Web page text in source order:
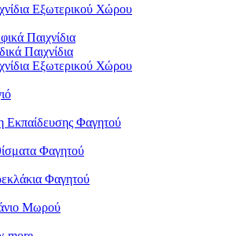
Εξωτερικού Χώρου
Παιχνίδια
Παιχνίδια
Εξωτερικού Χώρου
Εκπαίδευσης Φαγητού
Φαγητού
Φαγητού
Μωρού